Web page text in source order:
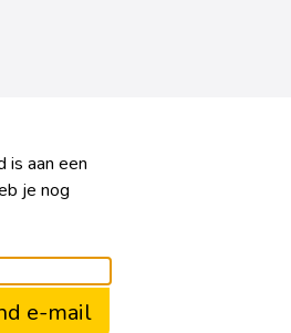
aan een
je nog